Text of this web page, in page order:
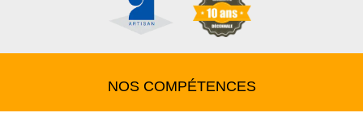
NOS COMPÉTENCES